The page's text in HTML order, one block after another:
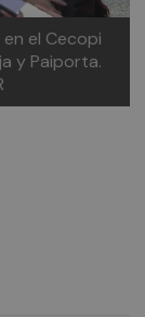
en el Cecopi
y Paiporta.